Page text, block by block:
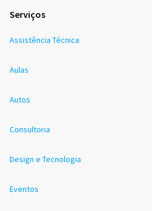
Serviços
Assistência Técnica
Aulas
Autos
Consultoria
Design e Tecnologia
Eventos